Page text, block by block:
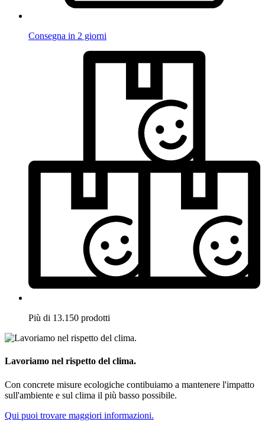
Consegna in 2 giorni
Più di 13.150 prodotti
Lavoriamo nel rispetto del clima.
Con concrete misure ecologiche contibuiamo a mantenere l'impatto
sull'ambiente e sul clima il più basso possibile.
Qui puoi trovare maggiori informazioni.